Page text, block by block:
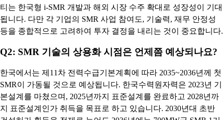
티는 한국형 i-SMR 개발과 해외 시장 수주 확대로 성장성이 기대
됩니다. 다만 각 기업의 SMR 사업 참여도, 기술력, 재무 안정성
등을 종합적으로 고려하여 투자 결정을 내리는 것이 중요합니다.
Q2: SMR 기술의 상용화 시점은 언제쯤 예상되나요?
한국에서는 제11차 전력수급기본계획에 따라 2035~2036년께 첫
SMR이 가동될 것으로 예상됩니다. 한국수력원자력은 2023년 기
본설계를 마쳤으며, 2025년까지 표준설계를 완료하고 2028년까
지 표준설계인가 취득을 목표로 하고 있습니다. 2030년대 초반